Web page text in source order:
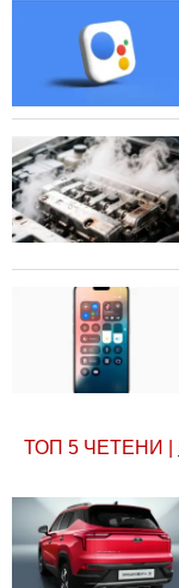
ТОП 5 ЧЕТЕНИ